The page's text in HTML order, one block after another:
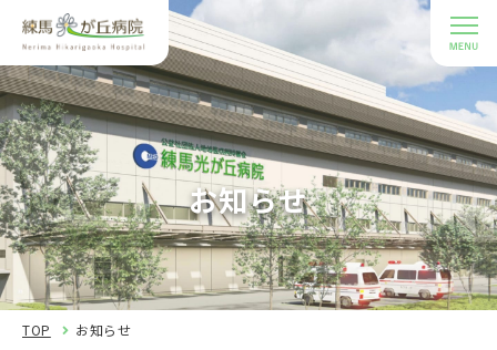
お知らせ
TOP お知らせ